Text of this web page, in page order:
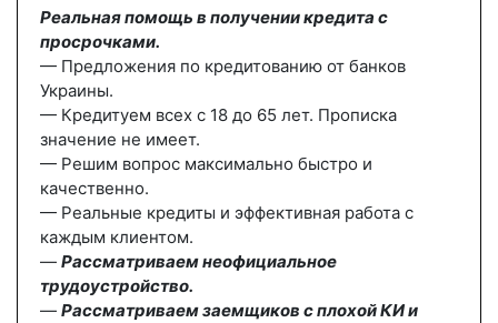
Реальная помощь в получении кредита с
просрочками.
— Предложения по кредитованию от банков
Украины.
— Кредитуем всех с 18 до 65 лет. Прописка
значение не имеет.
— Решим вопрос максимально быстро и
качественно.
— Реальные кредиты и эффективная работа с
каждым клиентом.
— Рассматриваем неофициальное
трудоустройство.
— Рассматриваем заемщиков с плохой КИ и